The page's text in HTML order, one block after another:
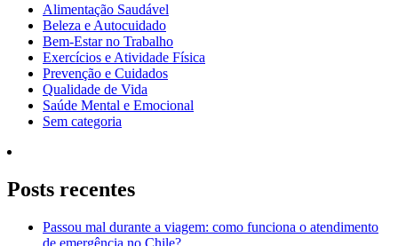
Alimentação Saudável
Beleza e Autocuidado
Bem-Estar no Trabalho
Exercícios e Atividade Física
Prevenção e Cuidados
Qualidade de Vida
Saúde Mental e Emocional
Sem categoria
Posts recentes
Passou mal durante a viagem: como funciona o atendimento
de emergência no Chile?